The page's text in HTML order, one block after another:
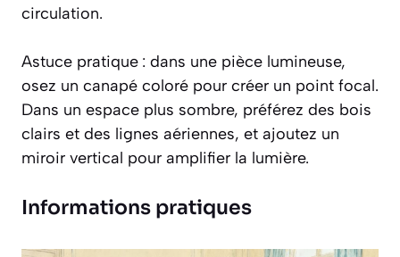
circulation.
Astuce pratique : dans une pièce lumineuse,
osez un canapé coloré pour créer un point focal.
Dans un espace plus sombre, préférez des bois
clairs et des lignes aériennes, et ajoutez un
miroir vertical pour amplifier la lumière.
Informations pratiques